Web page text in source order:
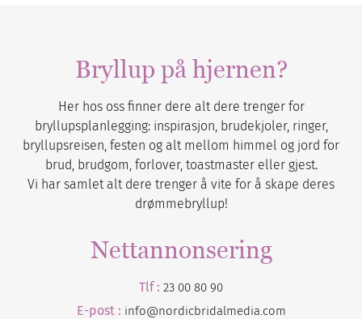
Bryllup på hjernen?
Her hos oss finner dere alt dere trenger for
bryllupsplanlegging: inspirasjon, brudekjoler, ringer,
bryllupsreisen, festen og alt mellom himmel og jord for
brud, brudgom, forlover, toastmaster eller gjest.
Vi har samlet alt dere trenger å vite for å skape deres
drømmebryllup!
Nettannonsering
Tlf : 23 00 80 90
E-post : info@nordicbridalmedia.com